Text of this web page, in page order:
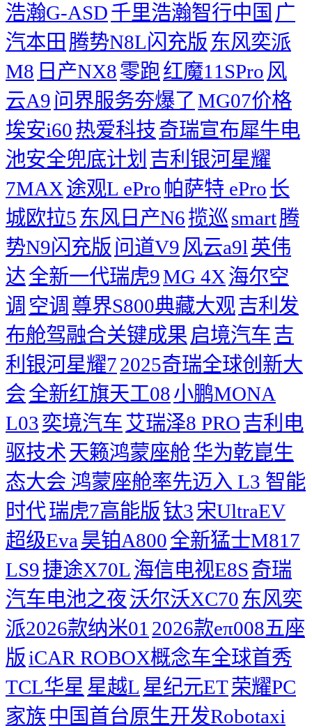
浩瀚G-ASD千里浩瀚智行中国 广
汽本田 腾势N8L闪充版 东风奕派
M8 日产NX8零跑红魔11SPro 风
云A9 问界服务夯爆了 MG07价格
埃安i60热爱科技奇瑞宣布犀牛电
池安全兜底计划 吉利银河星耀
7MAX途观L ePro 帕萨特 ePro长
城欧拉5 东风日产N6揽巡smart腾
势N9闪充版 问道V9 风云a9l 英伟
达全新一代瑞虎9MG 4X海尔空
调 空调 尊界S800典藏大观吉利发
布舱驾融合关键成果 启境汽车吉
利银河星耀72025奇瑞全球创新大
会​全新红旗天工08小鹏MONA
L03奕境汽车艾瑞泽8 PRO吉利电
驱技术 天籁鸿蒙座舱华为乾崑生
态大会 鸿蒙座舱率先迈入 L3 智能
时代瑞虎7高能版钛3 宋UltraEV
超级Eva 昊铂A800全新猛士M817
LS9捷途X70L 海信电视E8S奇瑞
汽车电池之夜沃尔沃XC70 东风奕
派2026款纳米01 2026款eπ008五座
版iCAR ROBOX概念车全球首秀
TCL华星 星越L 星纪元ET荣耀PC
家族 中国首台原生开发Robotaxi